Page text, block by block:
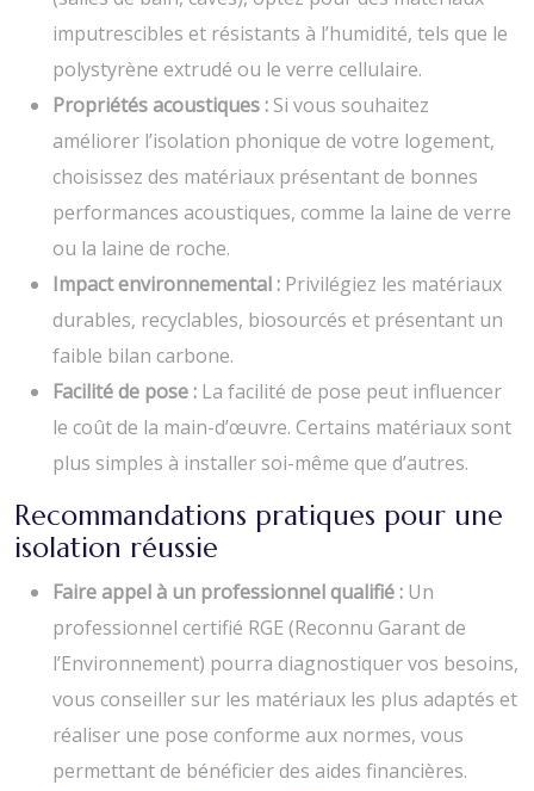
imputrescibles et résistants à l’humidité, tels que le
polystyrène extrudé ou le verre cellulaire.
Propriétés acoustiques : Si vous souhaitez
améliorer l’isolation phonique de votre logement,
choisissez des matériaux présentant de bonnes
performances acoustiques, comme la laine de verre
ou la laine de roche.
Impact environnemental : Privilégiez les matériaux
durables, recyclables, biosourcés et présentant un
faible bilan carbone.
Facilité de pose : La facilité de pose peut influencer
le coût de la main-d’œuvre. Certains matériaux sont
plus simples à installer soi-même que d’autres.
Recommandations pratiques pour une
isolation réussie
Faire appel à un professionnel qualifié : Un
professionnel certifié RGE (Reconnu Garant de
l’Environnement) pourra diagnostiquer vos besoins,
vous conseiller sur les matériaux les plus adaptés et
réaliser une pose conforme aux normes, vous
permettant de bénéficier des aides financières.